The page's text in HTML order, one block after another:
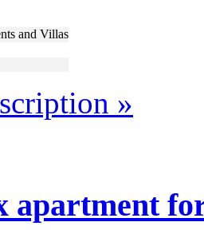
and Villas
»
apartment